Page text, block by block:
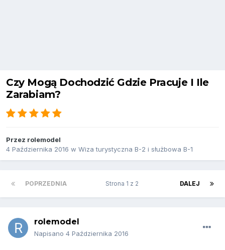
Czy Mogą Dochodzić Gdzie Pracuje I Ile
Zarabiam?
Przez rolemodel
4 Października 2016 w Wiza turystyczna B-2 i służbowa B-1
POPRZEDNIA DALEJ
Strona 1 z 2
rolemodel
Napisano 4 Października 2016